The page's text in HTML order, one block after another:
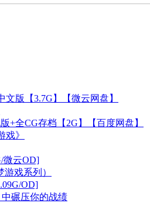
文版【3.7G】【微云网盘】
+全CG存档【2G】【百度网盘】
戏》
微云OD]
戏系列）
OD]
碾压你的战绩